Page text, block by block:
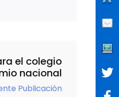
el colegio
nacional
Publicación